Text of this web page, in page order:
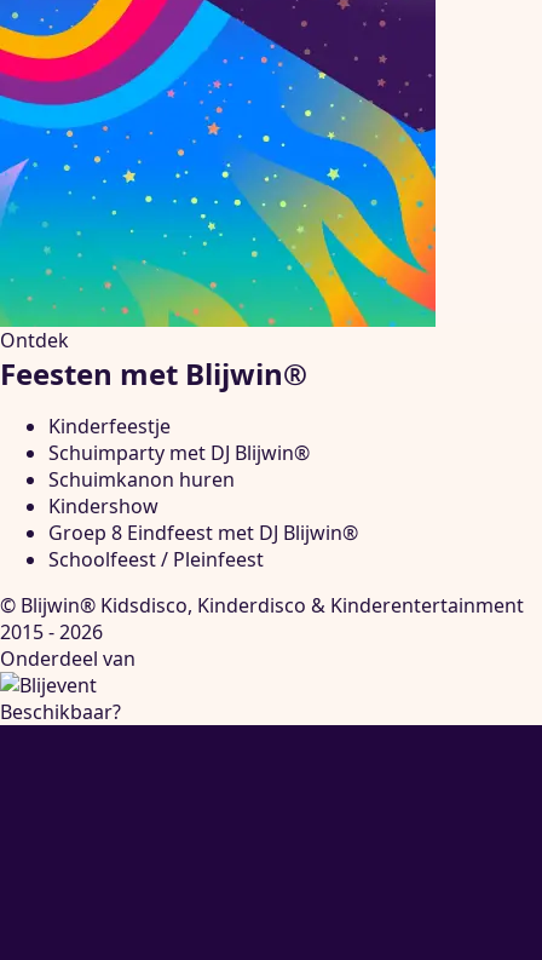
Ontdek
Feesten met Blijwin®
Kinderfeestje
Schuimparty met DJ Blijwin®
Schuimkanon huren
Kindershow
Groep 8 Eindfeest met DJ Blijwin®
Schoolfeest / Pleinfeest
© Blijwin® Kidsdisco, Kinderdisco & Kinderentertainment
2015 - 2026
Onderdeel van
Beschikbaar?